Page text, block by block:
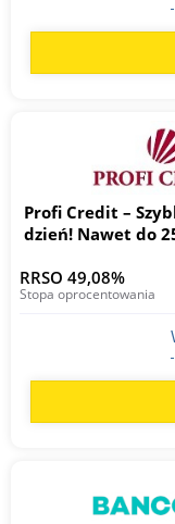
Profi Credit –
dzień! Nawet do
RRSO 49,08%
Stopa oprocentowania